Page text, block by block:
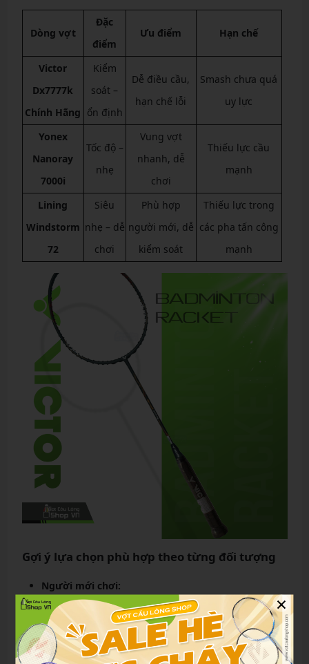
Dòng vợt
Đặc
điểm
Ưu điểm Hạn chế
Victor
Dx7777k
Chính Hãng
Kiểm
soát –
ổn định
Dễ điều cầu,
hạn chế lỗi
Smash chưa quá
uy lực
Yonex
Nanoray
7000i
Tốc độ –
nhẹ
Vung vợt
nhanh, dễ
chơi
Thiếu lực cầu
mạnh
Lining
Windstorm
72
Siêu
nhẹ – dễ
chơi
Phù hợp
người mới, dễ
kiểm soát
Thiếu lực trong
các pha tấn công
mạnh
Gợi ý lựa chọn phù hợp theo từng đối tượng
Người mới chơi:
Dx7777k Chính Hãng có thể hơi khó với người
mới hoàn toàn.
Nên chọn vợt nhẹ, dễ điều khiển như Lining
×